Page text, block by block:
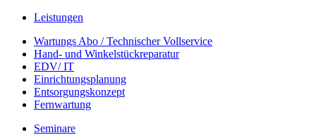
Leistungen
Wartungs Abo / Technischer Vollservice
Hand- und Winkelstück­reparatur
EDV/ IT
Einrichtungsplanung
Entsorgungskonzept
Fernwartung
Seminare